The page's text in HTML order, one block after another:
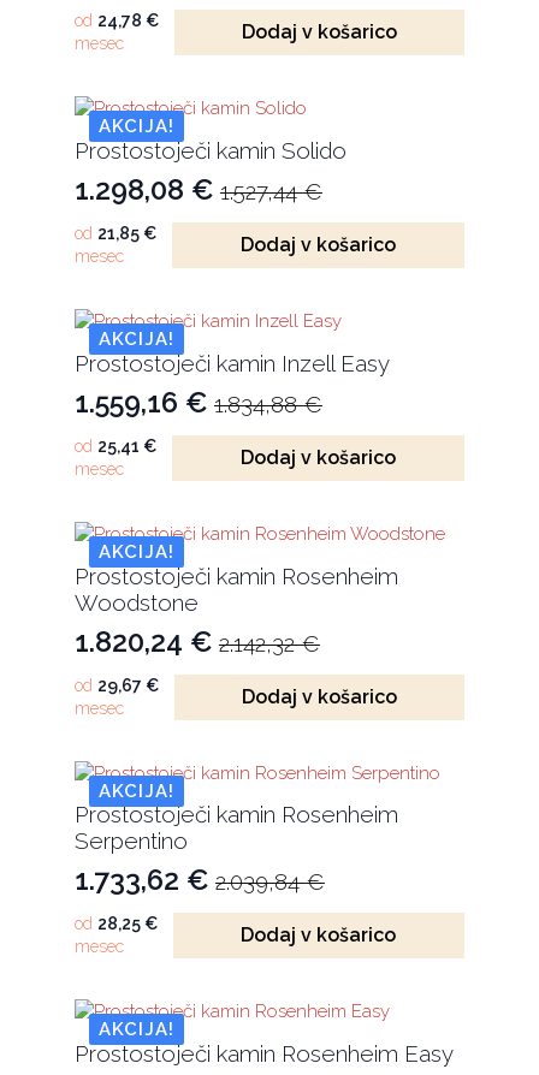
cena
je
bila:
1.732,40 €.
cena
je:
1.472,54 €.
od 24,78 €
mesec
Dodaj v košarico
AKCIJA!
Prostostoječi kamin Solido
1.527,44€
Izvirna
cena
je
bila:
1.527,44 €.
1.298,08 €
Trenutna
cena
je:
1.298,08 €.
od 21,85 €
mesec
Dodaj v košarico
AKCIJA!
Prostostoječi kamin Inzell Easy
1.834,88€
Izvirna
cena
je
bila:
1.834,88 €.
1.559,16 €
Trenutna
cena
je:
1.559,16 €.
od 25,41 €
mesec
Dodaj v košarico
AKCIJA!
Prostostoječi kamin Rosenheim
Woodstone
2.142,32€
Izvirna
cena
je
bila:
2.142,32 €.
1.820,24 €
Trenutna
cena
je:
1.820,24 €.
od 29,67 €
mesec
Dodaj v košarico
AKCIJA!
Prostostoječi kamin Rosenheim
Serpentino
2.039,84€
Izvirna
cena
je
bila:
2.039,84 €.
1.733,62 €
Trenutna
cena
je:
1.733,62 €.
od 28,25 €
mesec
Dodaj v košarico
AKCIJA!
Prostostoječi kamin Rosenheim Easy